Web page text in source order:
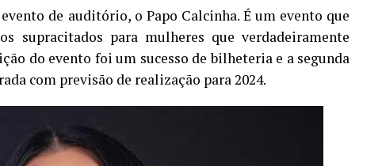
de auditório, o Papo Calcinha. É um evento que
supracitados para mulheres que verdadeiramente
do evento foi um sucesso de bilheteria e a segunda
com previsão de realização para 2024.